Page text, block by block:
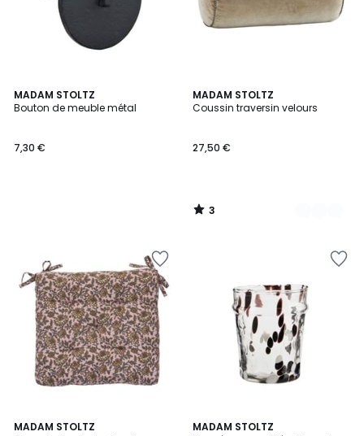
MADAM STOLTZ
Bouton de meuble métal
7,30 €
MADAM STOLTZ
Coussin traversin velours
27,50 €
3
/
4
Couleurs
3
/
MADAM STOLTZ
MADAM STOLTZ
5
5